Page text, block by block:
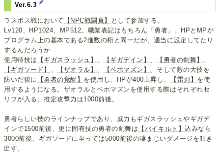
Ver.6.3
ラスボス戦において 【NPC戦闘員】
として参加する。
Lv120、HP1024、MP512。職業表記はもちろん「勇者」。HPとMPが
プログラム上の基本である2進数の桁と同一だが、適当に設定してたり
するんだろうか…
使用特技は
【ギガスラッシュ】 【ギガデイン】 【勇者の剣舞】
【ギガソード】
【ザオラル】 【ベホマズン】
、そして敵の大技を
防いだ後に
【勇者の覚醒】 を使用し、HPが400上昇し、 【雷刃】 を使
用するようになる。ザオラルとベホマズンを使用する際はそれぞれセ
リフが入る。推定攻撃力は1000前後。
勇者らしい技のラインナップであり、威力もギガスラッシュやギガデ
インで1500前後、更に固有技の勇者の剣舞は 【バイキルト】込みなら
3000前後、ギガソードに至っては5000前後の凄まじいダメージを叩き
出す。